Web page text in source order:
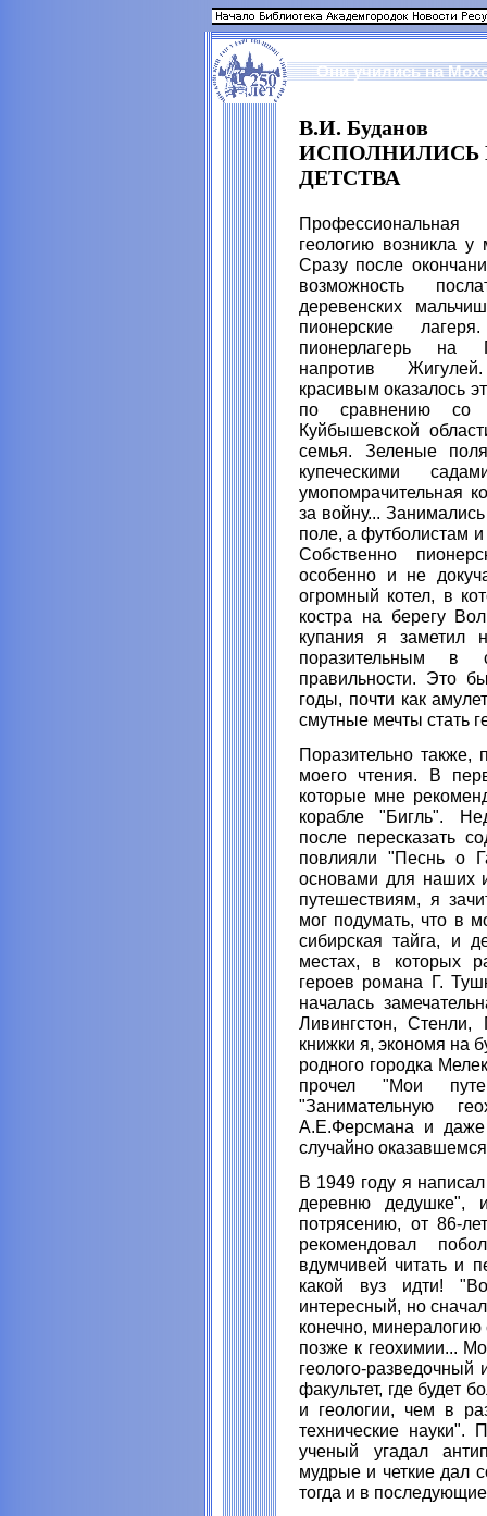
Они учились на
В.И. Буданов
ИСПОЛНИЛИСЬ
ДЕТСТВА
геологию возникла у
Сразу после
возможность
деревенских
пионерские
пионерлагерь на
напротив
красивым оказалось
по сравнению со
Куйбышевской
семья. Зеленые
купеческими
умопомрачительная
за войну...
поле, а футболистам
Собственно
особенно и не
огромный котел, в
костра на берегу
купания я заметил
поразительным в
правильности. Это
годы, почти как
смутные мечты стать
Поразительно также,
моего чтения. В
которые мне
корабле "Бигль".
после пересказать
повлияли "Песнь о
основами для наших
путешествиям, я
мог подумать, что в
сибирская тайга, и
местах, в которых
героев романа Г.
началась
Ливингстон,
книжки я, экономя на
родного городка
прочел "Мои
"Занимательную
А.Е.Ферсмана и даже
случайно
В 1949 году я
деревню дедушке",
потрясению, от 86-
рекомендовал
вдумчивей читать и
какой вуз идти!
интересный, но
конечно,
позже к геохимии...
геолого-разведочный
факультет, где будет
и геологии, чем в
технические науки".
ученый угадал
мудрые и четкие дал
тогда и в